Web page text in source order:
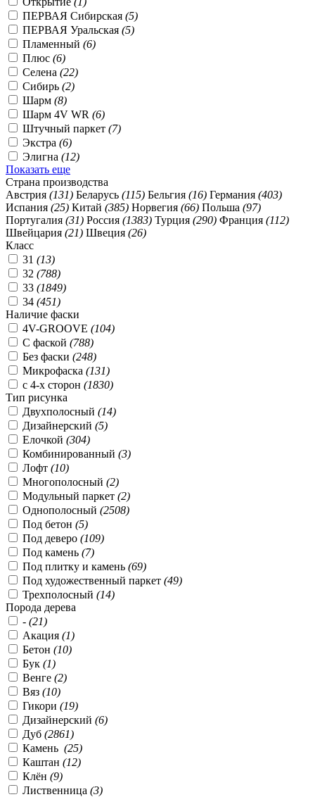
ПЕРВАЯ Сибирская (5)
ПЕРВАЯ Уральская (5)
Пламенный (6)
Плюс (6)
Селена (22)
Сибирь (2)
Шарм (8)
Шарм 4V WR (6)
Штучный паркет (7)
Экстра (6)
Элигна (12)
Показать еще
Страна производства
Австрия (131) Беларусь (115) Бельгия (16) Германия (403)
Испания (25) Китай (385) Норвегия (66) Польша (97)
Португалия (31) Россия (1383) Турция (290) Франция (112)
Швейцария (21) Швеция (26)
Класс
31 (13)
32 (788)
33 (1849)
34 (451)
Наличие фаски
4V-GROOVE (104)
C фаской (788)
Без фаски (248)
Микрофаска (131)
с 4-х сторон (1830)
Тип рисунка
Двухполосный (14)
Дизайнерский (5)
Елочкой (304)
Комбинированный (3)
Лофт (10)
Многополосный (2)
Модульный паркет (2)
Однополосный (2508)
Под бетон (5)
Под деверо (109)
Под камень (7)
Под плитку и камень (69)
Под художественный паркет (49)
Трехполосный (14)
Порода дерева
- (21)
Акация (1)
Бетон (10)
Бук (1)
Венге (2)
Вяз (10)
Гикори (19)
Дизайнерский (6)
Дуб (2861)
Камень (25)
Каштан (12)
Клён (9)
Лиственница (3)